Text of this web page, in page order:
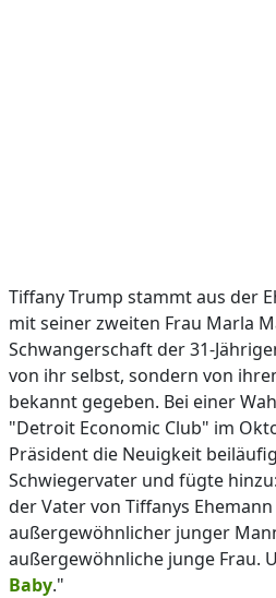
Tiffany Trump stammt aus der
mit seiner zweiten Frau Marla
Schwangerschaft der 31-
von ihr selbst, sondern von
bekannt gegeben. Bei einer
"Detroit Economic Club" im
Präsident die Neuigkeit
Schwiegervater und fügte
der Vater von Tiffanys
außergewöhnlicher junger
außergewöhnliche junge Frau.
Baby."